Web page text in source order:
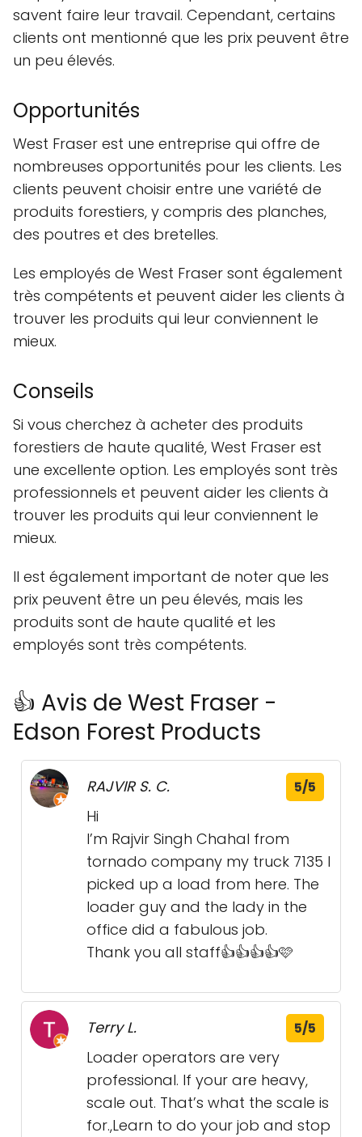
savent faire leur travail. Cependant, certains
clients ont mentionné que les prix peuvent être
un peu élevés.
Opportunités
West Fraser est une entreprise qui offre de
nombreuses opportunités pour les clients. Les
clients peuvent choisir entre une variété de
produits forestiers, y compris des planches,
des poutres et des bretelles.
Les employés de West Fraser sont également
très compétents et peuvent aider les clients à
trouver les produits qui leur conviennent le
mieux.
Conseils
Si vous cherchez à acheter des produits
forestiers de haute qualité, West Fraser est
une excellente option. Les employés sont très
professionnels et peuvent aider les clients à
trouver les produits qui leur conviennent le
mieux.
Il est également important de noter que les
prix peuvent être un peu élevés, mais les
produits sont de haute qualité et les
employés sont très compétents.
👍 Avis de West Fraser -
Edson Forest Products
RAJVIR S. C. 5/5
Hi
I’m Rajvir Singh Chahal from
tornado company my truck 7135 I
picked up a load from here. The
loader guy and the lady in the
office did a fabulous job.
Thank you all staff👍👍👍👍🩷
Terry L. 5/5
Loader operators are very
professional. If your are heavy,
scale out. That’s what the scale is
for.,Learn to do your job and stop